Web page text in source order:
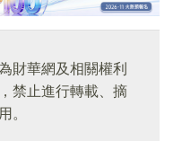
財華網及相關權利
禁止進行轉載、摘
。